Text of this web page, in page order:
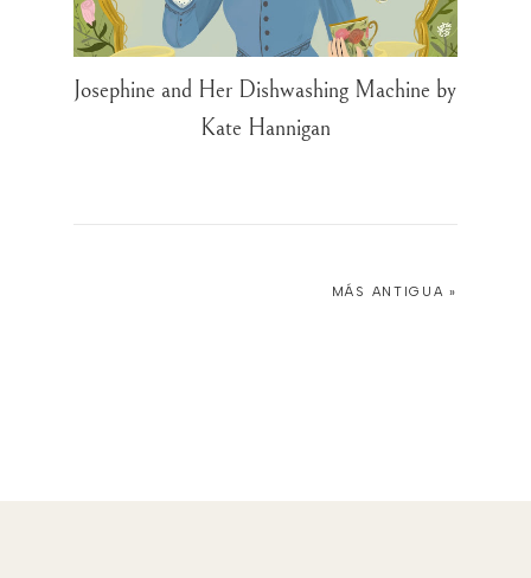
Josephine and Her Dishwashing Machine by
Kate Hannigan
MÁS ANTIGUA »